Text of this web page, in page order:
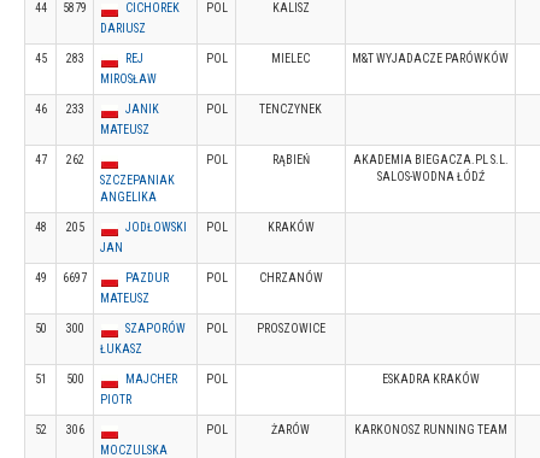
44 5879
CICHOREK
DARIUSZ
POL KALISZ
45 283
REJ
MIROSŁAW
POL MIELEC M&T WYJADACZE PARÓWKÓW
46 233
JANIK
MATEUSZ
POL TENCZYNEK
47
262
SZCZEPANIAK
ANGELIKA
POL RĄBIEŃ
AKADEMIA BIEGACZA.PL S.L.
SALOS-WODNA ŁÓDŹ
48 205
JODŁOWSKI
JAN
POL KRAKÓW
49 6697
PAZDUR
MATEUSZ
POL CHRZANÓW
50 300
SZAPORÓW
ŁUKASZ
POL PROSZOWICE
51 500
MAJCHER
PIOTR
POL ESKADRA KRAKÓW
52
306
MOCZULSKA
POL ŻARÓW KARKONOSZ RUNNING TEAM